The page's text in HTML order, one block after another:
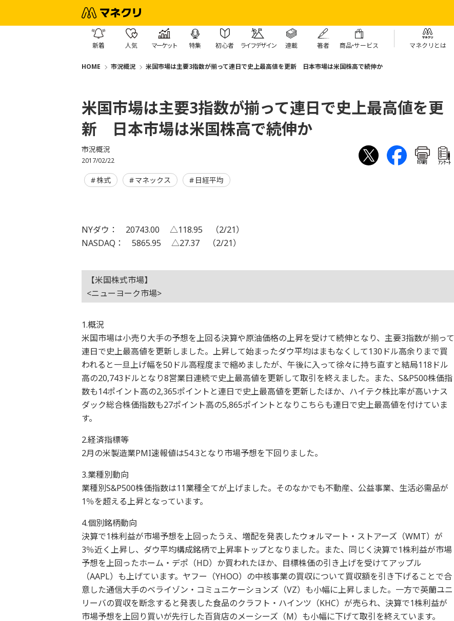
新着 人気 マーケット 特集 初心者 ライフデザイン 連載 著者 商品・サービス マネクリとは
HOME 市況概況 米国市場は主要3指数が揃って連日で史上最高値を更新 日本市場は米国株高で続伸か
米国市場は主要3指数が揃って連日で史上最高値を更
新 日本市場は米国株高で続伸か
市況概況
2017/02/22 印刷 ｱﾝｹｰﾄ
株式 マネックス 日経平均
NYダウ： 20743.00 △118.95 （2/21）
NASDAQ： 5865.95 △27.37 （2/21）
【米国株式市場】
<ニューヨーク市場>
1.概況
米国市場は小売り大手の予想を上回る決算や原油価格の上昇を受けて続伸となり、主要3指数が揃って
連日で史上最高値を更新しました。上昇して始まったダウ平均はまもなくして130ドル高余りまで買
われると一旦上げ幅を50ドル高程度まで縮めましたが、午後に入って徐々に持ち直すと結局118ドル
高の20,743ドルとなり8営業日連続で史上最高値を更新して取引を終えました。また、S&P500株価指
数も14ポイント高の2,365ポイントと連日で史上最高値を更新したほか、ハイテク株比率が高いナス
ダック総合株価指数も27ポイント高の5,865ポイントとなりこちらも連日で史上最高値を付けていま
す。
2.経済指標等
2月の米製造業PMI速報値は54.3となり市場予想を下回りました。
3.業種別動向
業種別S&P500株価指数は11業種全てが上げました。そのなかでも不動産、公益事業、生活必需品が
1％を超える上昇となっています。
4.個別銘柄動向
決算で1株利益が市場予想を上回ったうえ、増配を発表したウォルマート・ストアーズ（WMT）が
3％近く上昇し、ダウ平均構成銘柄で上昇率トップとなりました。また、同じく決算で1株利益が市場
予想を上回ったホーム・デポ（HD）か買われたほか、目標株価の引き上げを受けてアップル
（AAPL）も上げています。ヤフー（YHOO）の中核事業の買収について買収額を引き下げることで合
意した通信大手のベライゾン・コミュニケーションズ（VZ）も小幅に上昇しました。一方で英蘭ユニ
リーバの買収を断念すると発表した食品のクラフト・ハインツ（KHC）が売られ、決算で1株利益が
市場予想を上回り買いが先行した百貨店のメーシーズ（M）も小幅に下げて取引を終えています。